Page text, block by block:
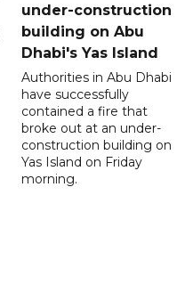
under-construction
building on Abu
Dhabi's Yas Island
Authorities in Abu Dhabi
have successfully
contained a fire that
broke out at an under-
construction building on
Yas Island on Friday
morning.